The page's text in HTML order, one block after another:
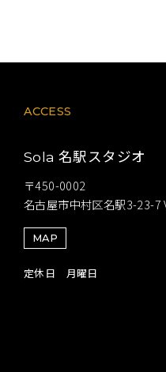
ACCESS
Sola 名駅スタジオ
〒450-0002
名古屋市中村区名駅3-23-7
MAP
定休日 月曜日